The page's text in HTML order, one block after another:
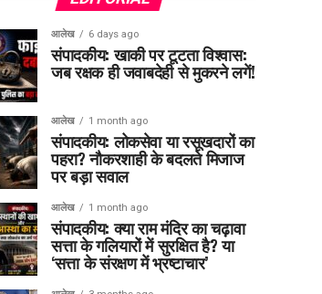
आलेख 6 days ago
संपादकीय: खाकी पर टूटता विश्वास:
जब रक्षक ही जवाबदेही से मुकरने लगें!
आलेख 1 month ago
संपादकीय: लोकसेवा या रसूखदारों का
पहरा? नौकरशाही के बदलते मिजाज
पर बड़ा सवाल
आलेख 1 month ago
संपादकीय: क्या राम मंदिर का चढ़ावा
सत्ता के गलियारों में सुरक्षित है? या
‘सत्ता के संरक्षण में भ्रष्टाचार’